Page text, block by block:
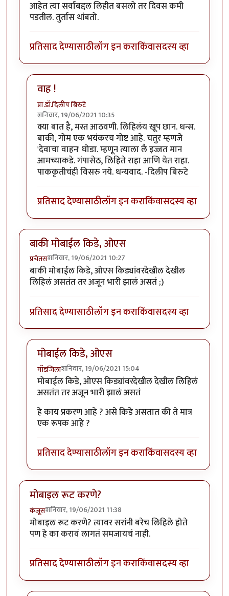
आहेत त्या सर्वांबद्दल लिहीत बसलो तर दिवस कमी
पडतील. तुर्तास थांबतो.
प्रतिसाद देण्यासाठीलॉग इन कराकिंवासदस्य व्हा
वाह !
प्रा.डॉ.दिलीप बिरुटे
शनिवार, 19/06/2021 10:35
In reply toहाॅलिवूडच्या काही अप्रतिमbyगणपा
क्या बात है, मस्त आठवणी. लिहिलंय खूप छान. धन्स.
बाकी, गोम एक भयंकरच गोष्ट आहे. चतुर म्हणजे
'देवाचा वाहन' घोडा. म्हणून त्याला लै इज्जत मान
आमच्याकडे. गंपासेठ, लिहिते राहा आणि येत राहा.
पाककृतीचंही विसरु नये. धन्यवाद. -दिलीप बिरुटे
प्रतिसाद देण्यासाठीलॉग इन कराकिंवासदस्य व्हा
बाकी मोबाईल किडे, ओएस
प्रचेतसशनिवार, 19/06/2021 10:27
बाकी मोबाईल किडे, ओएस किड्यांवरदेखील देखील
लिहिलं असतंत तर अजून भारी झालं असतं ;)
प्रतिसाद देण्यासाठीलॉग इन कराकिंवासदस्य व्हा
मोबाईल किडे, ओएस
गॉडजिलाशनिवार, 19/06/2021 15:04
In reply toबाकी मोबाईल किडे, ओएसbyप्रचेतस
मोबाईल किडे, ओएस किड्यांवरदेखील देखील लिहिलं
असतंत तर अजून भारी झालं असतं
हे काय प्रकरण आहे ? असे किडे असतात की ते मात्र
एक रूपक आहे ?
प्रतिसाद देण्यासाठीलॉग इन कराकिंवासदस्य व्हा
मोबाइल रूट करणे?
कंजूसशनिवार, 19/06/2021 11:38
मोबाइल रूट करणे? त्यावर सरांनी बरेच लिहिले होते
पण हे का करावं लागतं समजायचं नाही.
प्रतिसाद देण्यासाठीलॉग इन कराकिंवासदस्य व्हा